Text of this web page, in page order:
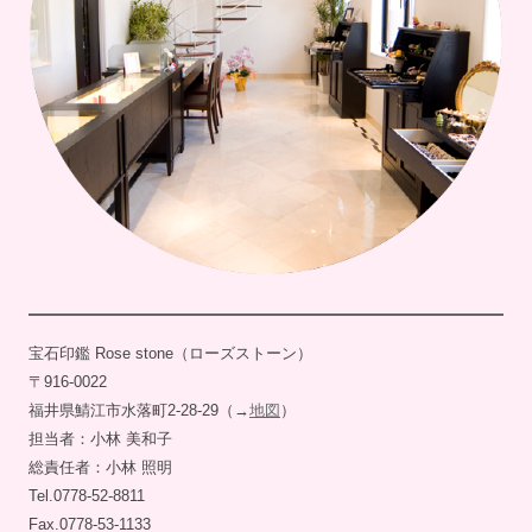
宝石印鑑 Rose stone（ローズストーン）
〒916-0022
福井県鯖江市水落町2-28-29（→地図 ）
担当者：小林 美和子
総責任者：小林 照明
Tel.0778-52-8811
Fax.0778-53-1133